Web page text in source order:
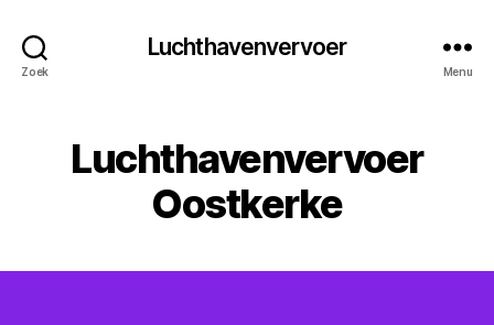
Zoek
Luchthavenvervoer
Menu
Luchthavenvervoer
Oostkerke